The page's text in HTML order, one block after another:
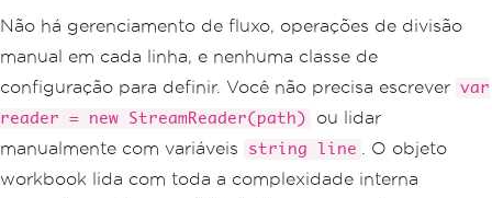
Não há gerenciamento de fluxo, operações de divisão
manual em cada linha, e nenhuma classe de
configuração para definir. Você não precisa escrever var
reader = new StreamReader(path)
ou lidar
manualmente com variáveis
string line
. O objeto
workbook lida com toda a complexidade interna